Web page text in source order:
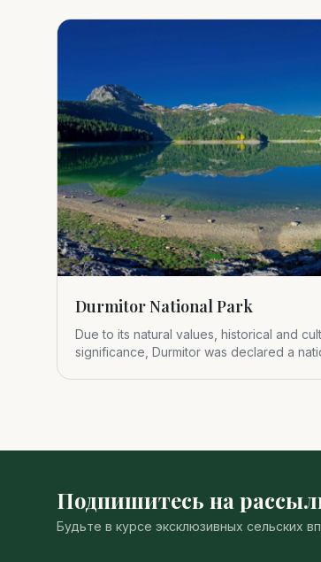
Durmitor National Park
Due to its natural values, historical and
significance, Durmitor was declared a
Подпишитесь на
Будьте в курсе эксклюзивных сельских